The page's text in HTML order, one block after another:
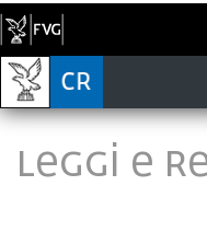
LEGGI E